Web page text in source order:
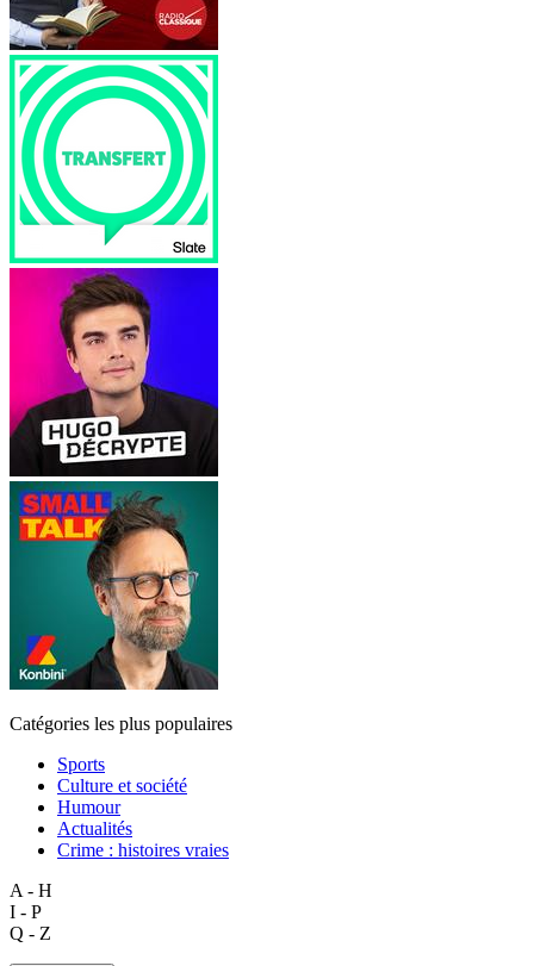
Catégories les plus populaires
Sports
Culture et société
Humour
Actualités
Crime : histoires vraies
A - H
I - P
Q - Z